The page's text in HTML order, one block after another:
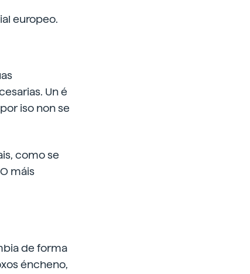
europeo.
Un é
iso non se
como se
máis
de forma
éncheno,